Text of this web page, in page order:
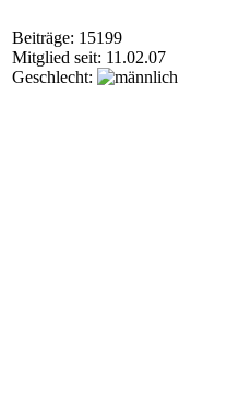
Beiträge: 15199
Mitglied seit: 11.02.07
Geschlecht: